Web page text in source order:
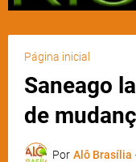
Página inicial
Saneago
de
Por Alô Brasília